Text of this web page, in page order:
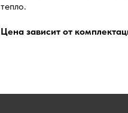
тепло.
Цена зависит от